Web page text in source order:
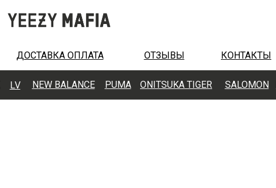
ДОСТАВКА ОПЛАТА ОТЗЫВЫ КОНТАКТЫ
LV ONITSUKA TIGER SALOMON
PUMA
NEW BALANCE